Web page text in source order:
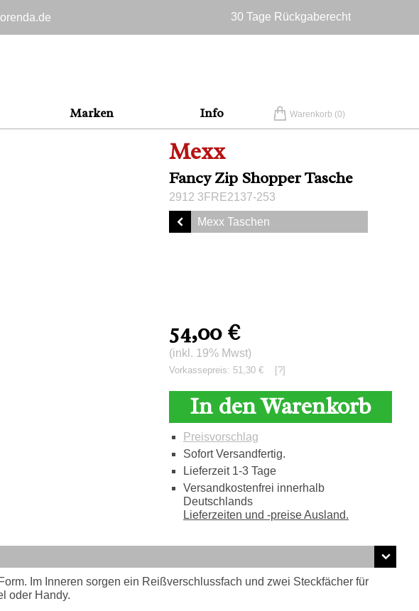
30 Tage Rückgaberecht
Marken Info Warenkorb (0)
Mexx
Fancy Zip Shopper Tasche
2912 3FRE2137-253
Mexx Taschen
54,00 €
(inkl. 19% Mwst)
Vorkassepreis: 51,30 € [?]
In den Warenkorb
Preisvorschlag
Sofort Versandfertig.
Lieferzeit 1-3 Tage
Versandkostenfrei innerhalb
Deutschlands
Lieferzeiten und -preise Ausland.
Im Inneren sorgen ein Reißverschlussfach und zwei Steckfächer für
oder Handy.